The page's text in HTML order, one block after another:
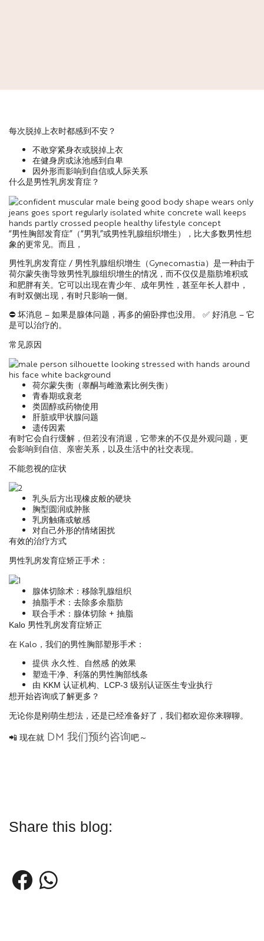
每次脱掉上衣时都感到不安？
不敢穿紧身衣或脱掉上衣
在健身房或泳池感到自卑
因外形而影响到自信或人际关系
什么是男性乳房发育症？
“男性胸部发育症” （“男乳”或男性乳腺组织增生），比大多数男性想
象的更常见。而且，
男性乳房发育症 / 男性乳腺组织增生（Gynecomastia）是一种由于
荷尔蒙失衡导致男性乳腺组织增生的情况，而不仅仅是脂肪堆积或
和肥胖有关。它可以出现在青少年、成年男性，甚至年长人群中，
有时双侧出现，有时只影响一侧。
⛔ 坏消息 – 如果是腺体问题，再多的俯卧撑也没用。 ✅ 好消息 – 它
是可以治疗的。
常见原因
荷尔蒙失衡（睾酮与雌激素比例失衡）
青春期或衰老
类固醇或药物使用
肝脏或甲状腺问题
遗传因素
有时它会自行缓解，但若没有消退，它带来的不仅是外观问题，更
会影响到自信、亲密关系，以及生活中的社交表现。
不能忽视的症状
乳头后方出现橡皮般的硬块
胸型圆润或肿胀
乳房触痛或敏感
对自己外形的情绪困扰
有效的治疗方式
男性乳房发育症矫正手术 ：
腺体切除术 ：移除乳腺组织
抽脂手术 ：去除多余脂肪
联合手术 ：腺体切除 + 抽脂
Kalo 男性乳房发育症矫正
在 Kalo ，我们的男性胸部塑形手术：
提供 永久性、自然感 的效果
塑造干净、利落的男性胸部线条
由 KKM 认证机构、 LCP-3 级别认证医生专业执行
想开始咨询或了解更多？
无论你是刚萌生想法，还是已经准备好了，我们都欢迎你来聊聊。
📲 现在就 DM 我们预约咨询吧～
Share this blog: